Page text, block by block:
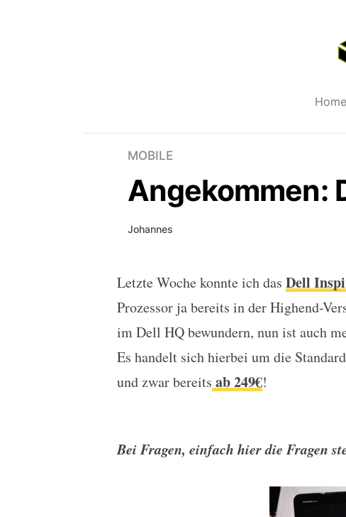
Home
MOBILE
Angekommen:
Johannes
Angekommen: Dell
Letzte Woche konnte ich das Dell
Prozessor ja bereits in der Highend-
im Dell HQ bewundern, nun ist auch
Es handelt sich hierbei um die
und zwar bereits ab 249€!
Bei Fragen, einfach hier die Fragen